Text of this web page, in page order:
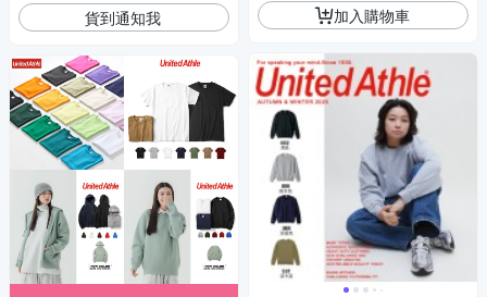
貨到通知我 加入購物車